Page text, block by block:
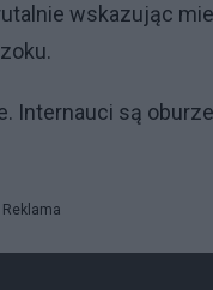
wskazując
Internauci są
Reklama